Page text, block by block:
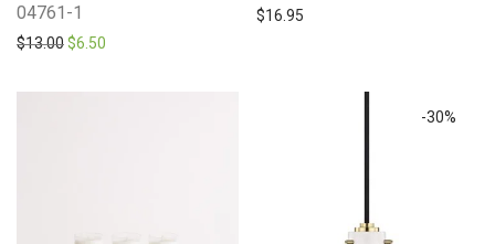
04761-1
$13.00Original price was: $13.00.
$6.50
$16.95
-30%